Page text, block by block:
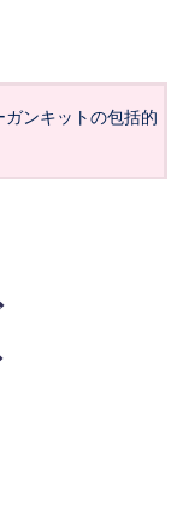
ンキットの包括的